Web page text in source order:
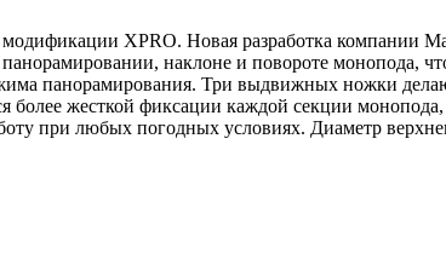
XPRO. Новая разработка компании
наклоне и повороте монопода,
панорамирования. Три выдвижных ножки
более жесткой фиксации каждой секции
при любых погодных условиях. Диаметр